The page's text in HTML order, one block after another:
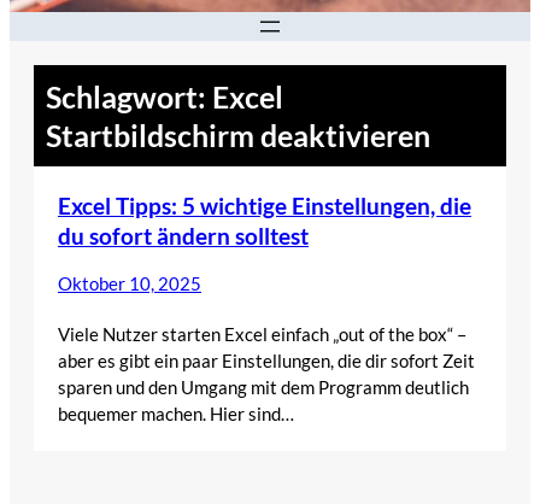
Schlagwort: Excel
Startbildschirm deaktivieren
Excel Tipps: 5 wichtige Einstellungen, die
du sofort ändern solltest
Oktober 10, 2025
Viele Nutzer starten Excel einfach „out of the box“ –
aber es gibt ein paar Einstellungen, die dir sofort Zeit
sparen und den Umgang mit dem Programm deutlich
bequemer machen. Hier sind…